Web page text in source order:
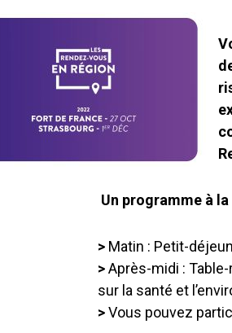
Un programme à
> Matin : Petit-
>Après-midi :
sur la santé et
>Vous pouvez